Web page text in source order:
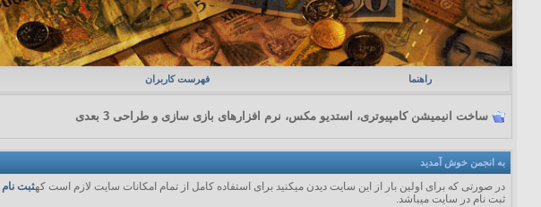
راهنما فهرست کاربران
ساخت انیمیشن کامپیوتری، استدیو مکس، نرم افزارهای بازی سازی و طراحی 3 بعدی
به انجمن خوش آمدید
در صورتی که برای اولین بار از این سایت دیدن میکنید برای استفاده کامل از تمام امکانات سایت لازم است کهثبت نام
ثبت نام در سایت میباشد.